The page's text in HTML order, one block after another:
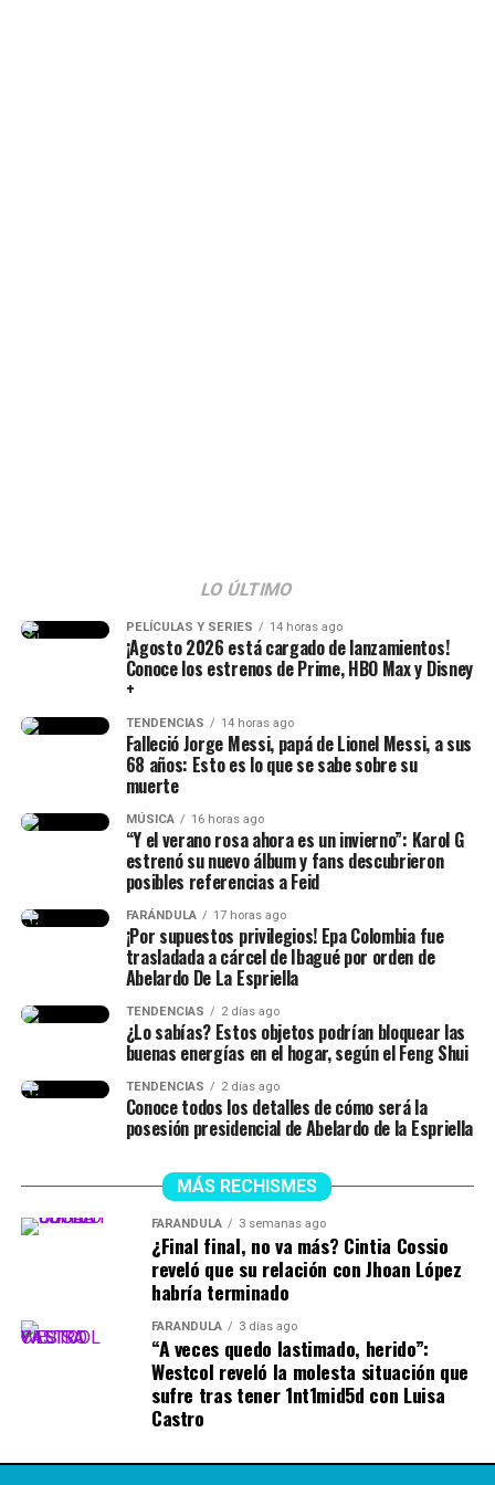
tomada de IG Rechismes)
LO ÚLTIMO
PELÍCULAS Y SERIES 14 horas ago
¡Agosto 2026 está cargado de lanzamientos!
Conoce los estrenos de Prime, HBO Max y Disney
+
TENDENCIAS 14 horas ago
Falleció Jorge Messi, papá de Lionel Messi, a sus
68 años: Esto es lo que se sabe sobre su
muerte
MÚSICA 16 horas ago
“Y el verano rosa ahora es un invierno”: Karol G
estrenó su nuevo álbum y fans descubrieron
posibles referencias a Feid
FARÁNDULA 17 horas ago
¡Por supuestos privilegios! Epa Colombia fue
trasladada a cárcel de Ibagué por orden de
Abelardo De La Espriella
TENDENCIAS 2 días ago
¿Lo sabías? Estos objetos podrían bloquear las
buenas energías en el hogar, según el Feng Shui
TENDENCIAS 2 días ago
Conoce todos los detalles de cómo será la
posesión presidencial de Abelardo de la Espriella
MÁS RECHISMES
FARÁNDULA 3 semanas ago
¿Final final, no va más? Cintia Cossio
reveló que su relación con Jhoan López
habría terminado
FARÁNDULA 3 días ago
“A veces quedo lastimado, herido”:
Westcol reveló la molesta situación que
sufre tras tener 1nt1mid5d con Luisa
Castro